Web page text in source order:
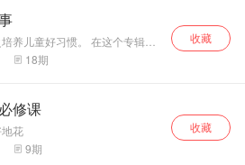
、淡泊、挫辱、坚忍，自省、笃
练的笔触下，对一个出身卑
通读书人变成中国近代史不容
历程，给予了淋漓尽致的、极
此次出版，精心遴选了59幅与
历程和心得。 作者:胡哲敷 播
养儿童好习惯。 在这个专辑当
趣儿的故事，比如过年包饺子
把手呢，还有年兽到底长什么
专辑里，不仅小朋友可以通过听
春节的习俗，而且再故事里还
友在节气期间做哪些有意义的
的好习惯。 比如，家长和孩子
或者窗花，如何锻炼孩子的感
18期
收藏
修课
花
9期
收藏